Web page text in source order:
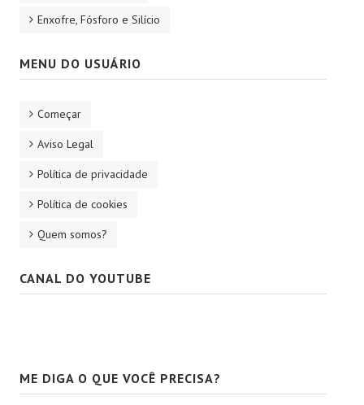
Enxofre, Fósforo e Silício
MENU DO USUÁRIO
Começar
Aviso Legal
Política de privacidade
Política de cookies
Quem somos?
CANAL DO YOUTUBE
ME DIGA O QUE VOCÊ PRECISA?